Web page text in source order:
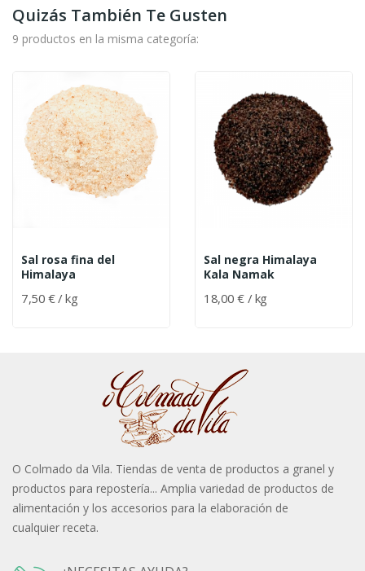
Quizás También Te Gusten
9 productos en la misma categoría:
Sal rosa fina del
Himalaya
7,50 € / kg
Sal negra Himalaya
Kala Namak
18,00 € / kg
O Colmado da Vila. Tiendas de venta de productos a granel y
productos para repostería... Amplia variedad de productos de
alimentación y los accesorios para la elaboración de
cualquier receta.